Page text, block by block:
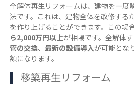
全解体再生リフォームは、建物を一度
法です。これは、建物全体を改修するた
を作り上げることができます。この場
ら2,000万円以上が相場です。全解体す
管の交換、 最新の設備導入が可能とな
額になります。
移築再生リフォーム